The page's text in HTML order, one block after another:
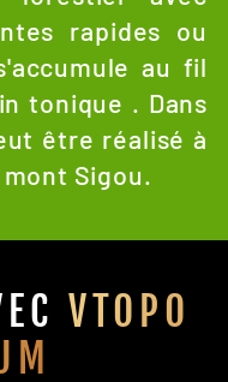
rapides ou
au fil
tonique . Dans
être réalisé à
Sigou.
VTOPO